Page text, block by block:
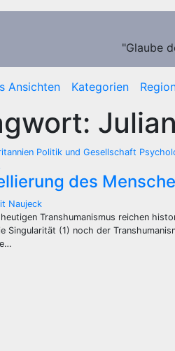
"Glaube
Ansichten Kategorien
Politik und Gesellschaft
des
Naujeck
Transhumanismus reichen
Singularität (1) noch der